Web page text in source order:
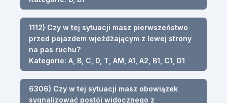
1112) Czy w tej sytuacji masz pierwszeństwo
przed pojazdem wjeżdżającym z lewej strony
na pas ruchu?
Kategorie: A, B, C, D, T, AM, A1, A2, B1, C1, D1
6306) Czy w tej sytuacji masz obowiązek
sygnalizować postój widocznego z